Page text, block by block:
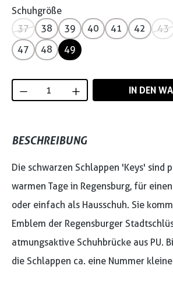
Schuhgröße
37
38 39 40 41 42 43
47
48 49
Produkt Anzahl: Gib den
IN DEN
BESCHREIBUNG
Die schwarzen Schlappen 'Keys' sind
warmen Tage in Regensburg, für
oder einfach als Hausschuh. Sie
Emblem der Regensburger
atmungsaktive Schuhbrücke aus PU.
die Schlappen ca. eine Nummer